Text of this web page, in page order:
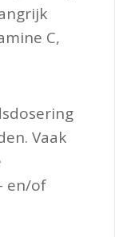
C,
Vaak
en/of